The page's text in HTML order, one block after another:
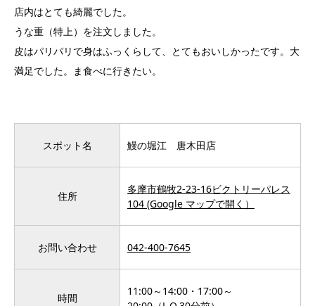
店内はとても綺麗でした。
うな重（特上）を注文しました。
皮はパリパリで身はふっくらして、とてもおいしかったです。大
満足でした。ま食べに行きたい。
スポット名 鰻の堀江 唐木田店
住所
多摩市鶴牧2-23-16ビクトリーパレス
104 (Google マップで開く）
お問い合わせ 042-400-7645
時間
11:00～14:00・17:00～